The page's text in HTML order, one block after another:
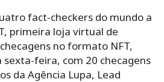
fact-checkers do mundo a
primeira loja virtual de
no formato NFT,
feira, com 20 checagens
da Agência Lupa, Lead